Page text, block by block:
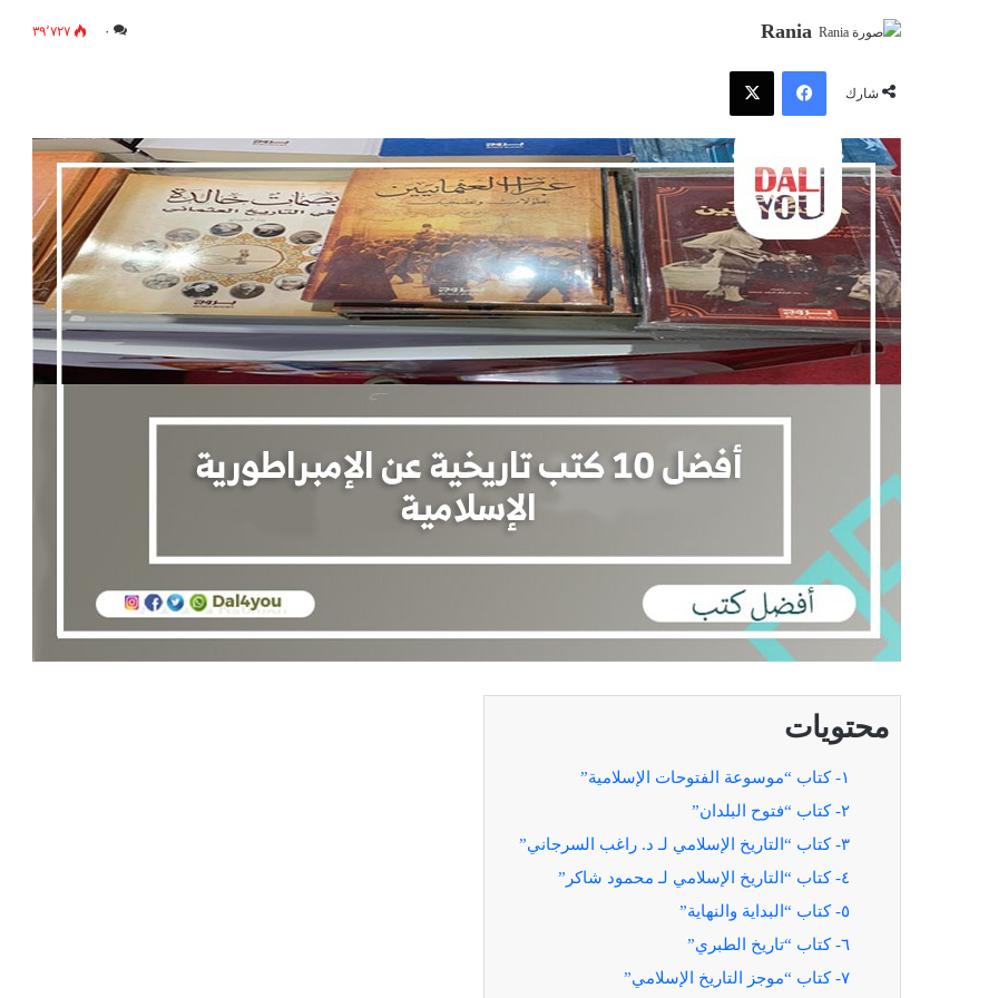
Rania ٠ ٣٩٬٧٢٧
شارك
فيسبوك
محتويات
١- كتاب “موسوعة الفتوحات الإسلامية”
٢- كتاب “فتوح البلدان”
٣- كتاب “التاريخ الإسلامي لـ د. راغب السرجاني”
٤- كتاب “التاريخ الإسلامي لـ محمود شاكر”
٥- كتاب “البداية والنهاية”
٦- كتاب “تاريخ الطبري”
٧- كتاب “موجز التاريخ الإسلامي”